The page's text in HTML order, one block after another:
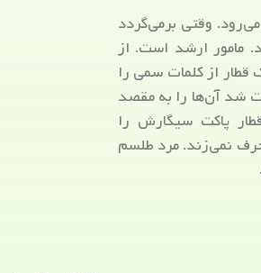
وقتی برمی‌گردد
مامور ارشد است. از
از کلمات سمی را
شد آن‌ها را به مقصد
پاکت سیگارش را
نمی‌زند. مرد طلسم